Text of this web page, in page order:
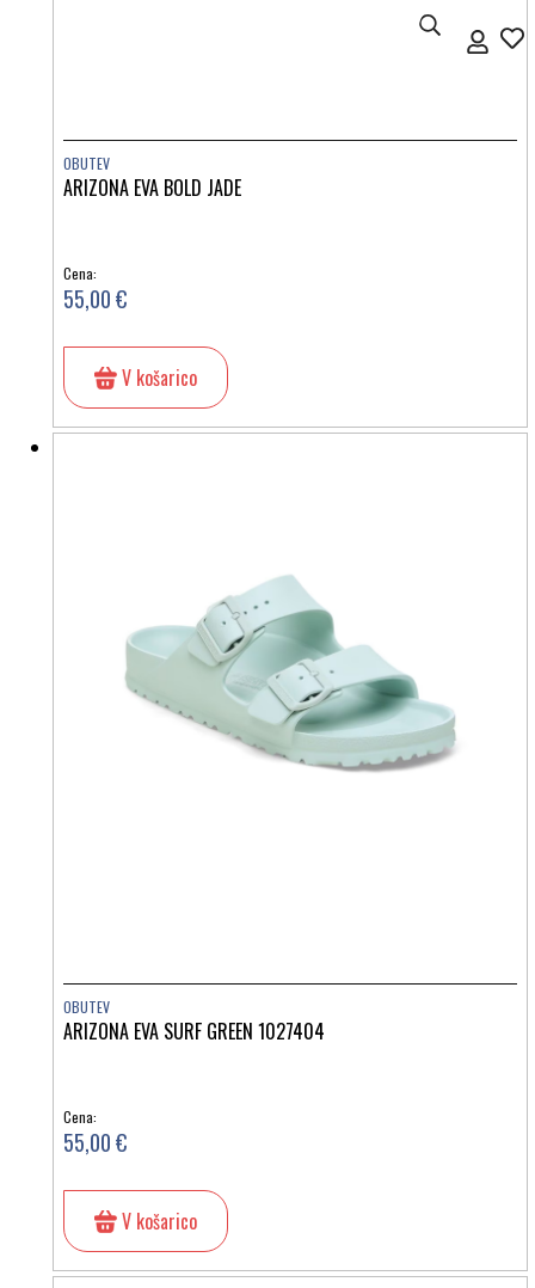
OBUTEV
ARIZONA EVA BOLD JADE
Cena:
55,00 €
V košarico
OBUTEV
ARIZONA EVA SURF GREEN 1027404
Cena:
55,00 €
V košarico